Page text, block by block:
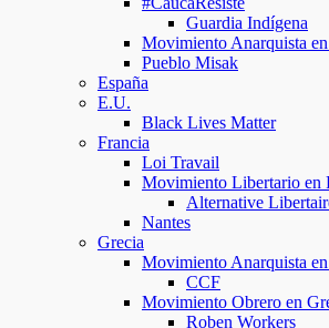
Guardia Indígena
Movimiento Anarquista
Pueblo Misak
España
E.U.
Black Lives Matter
Francia
Loi Travail
Movimiento Libertario en
Alternative
Nantes
Grecia
Movimiento Anarquista
CCF
Movimiento Obrero en
Roben Workers